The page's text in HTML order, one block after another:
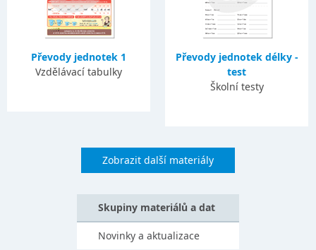
Převody jednotek 1
Vzdělávací tabulky
Převody jednotek délky -
test
Školní testy
Zobrazit další materiály
Skupiny materiálů a dat
Novinky a aktualizace